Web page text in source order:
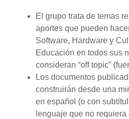
El grupo trata de temas
aportes que pueden
Software, Hardware y
Educación en todos sus
consideran “off topic”
Los documentos
construirán desde una
en español (o con
lenguaje que no